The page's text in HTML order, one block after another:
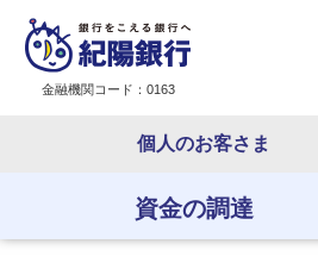
金融機関コード：0163
個人のお客さま
資金の調達